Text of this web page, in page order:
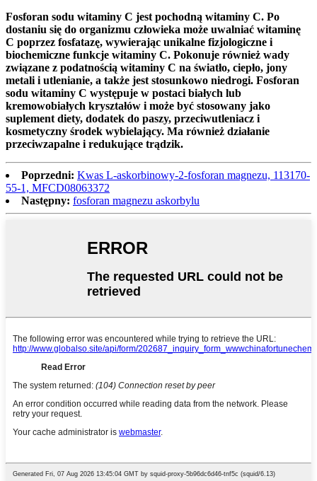
Fosforan sodu witaminy C jest pochodną witaminy C. Po
dostaniu się do organizmu człowieka może uwalniać witaminę
C poprzez fosfatazę, wywierając unikalne fizjologiczne i
biochemiczne funkcje witaminy C. Pokonuje również wady
związane z podatnością witaminy C na światło, ciepło, jony
metali i utlenianie, a także jest stosunkowo niedrogi. Fosforan
sodu witaminy C występuje w postaci białych lub
kremowobiałych kryształów i może być stosowany jako
suplement diety, dodatek do paszy, przeciwutleniacz i
kosmetyczny środek wybielający. Ma również działanie
przeciwzapalne i redukujące trądzik.
Poprzedni: Kwas L-askorbinowy-2-fosforan magnezu, 113170-
55-1, MFCD08063372
Następny: fosforan magnezu askorbylu